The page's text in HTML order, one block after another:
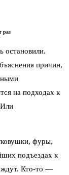
раз
остановили.
причин,
на подходах к
Или
фуры,
подъездах к
ждут. Кто-то —